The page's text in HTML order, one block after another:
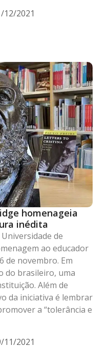
12/2021
homenageia
inédita
Universidade de
ao educador
de novembro. Em
do brasileiro, uma
Além de
da iniciativa é lembrar
a “tolerância e
11/2021